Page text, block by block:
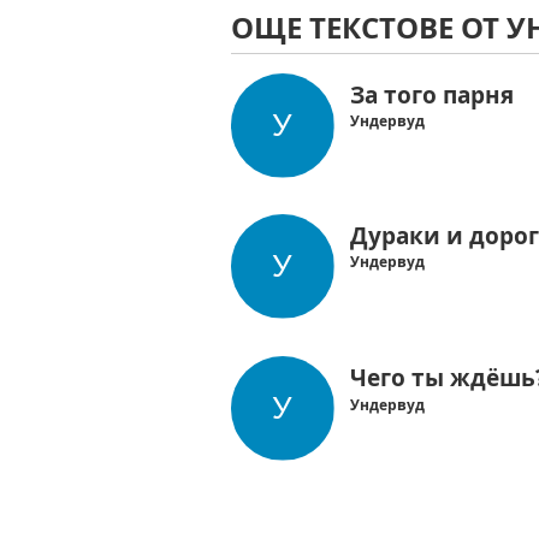
ОЩЕ ТЕКСТОВЕ ОТ
За того парня
Ундервуд
Дураки и
Ундервуд
Чего ты
Ундервуд